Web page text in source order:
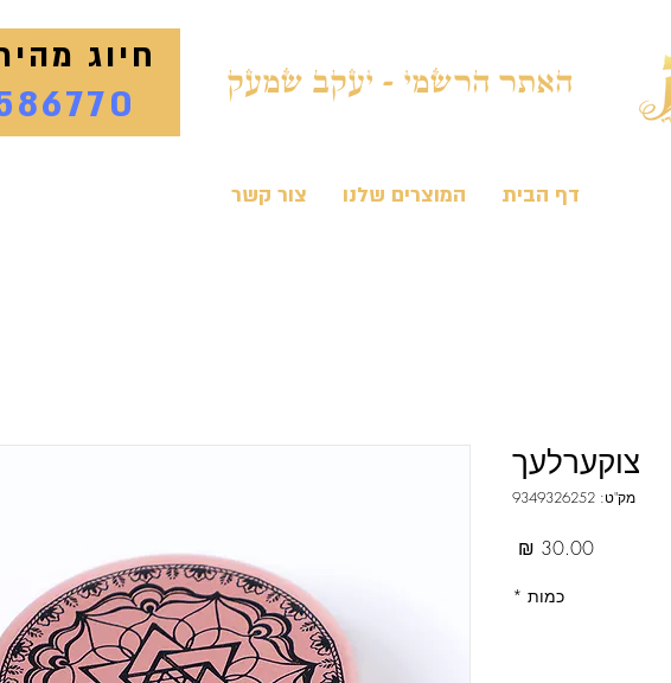
חיוג
האתר הרשמי - יעקב שמעק
דף הבית המוצרים שלנו צור קשר
צוקערלעך
מק"ט: 9349326252
כמות *